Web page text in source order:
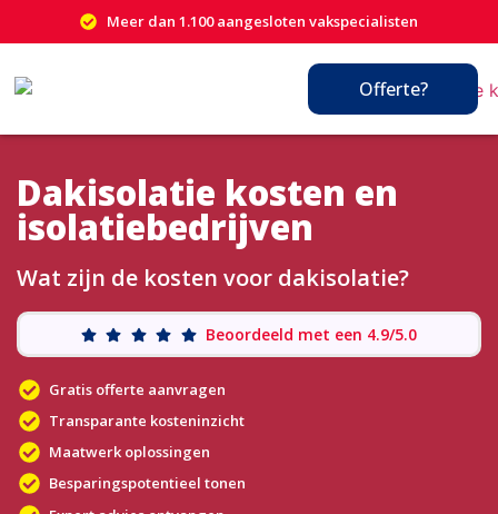
Meer dan 1.100 aangesloten vakspecialisten
Offerte?
Dakisolatie kosten en
isolatiebedrijven
Wat zijn de kosten voor dakisolatie?
Beoordeeld met een 4.9/5.0
Gratis offerte aanvragen
Transparante kosteninzicht
Maatwerk oplossingen
Besparingspotentieel tonen